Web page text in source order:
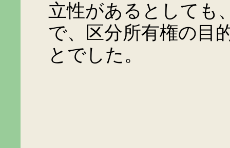
立性があるとしても
で、区分所有権の目
とでした。